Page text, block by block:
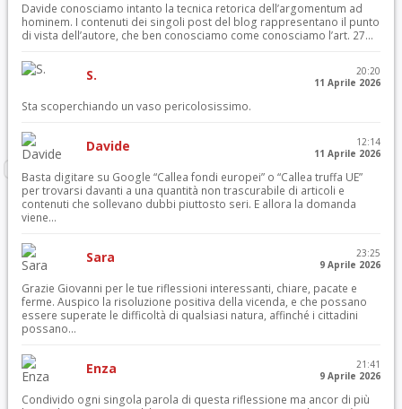
Davide conosciamo intanto la tecnica retorica dell’argomentum ad
hominem. I contenuti dei singoli post del blog rappresentano il punto
di vista dell’autore, che ben conosciamo come conosciamo l’art. 27...
S.
20:20
11 Aprile 2026
Sta scoperchiando un vaso pericolosissimo.
Davide
12:14
11 Aprile 2026
Basta digitare su Google “Callea fondi europei” o “Callea truffa UE”
per trovarsi davanti a una quantità non trascurabile di articoli e
contenuti che sollevano dubbi piuttosto seri. E allora la domanda
viene...
Sara
23:25
9 Aprile 2026
Grazie Giovanni per le tue riflessioni interessanti, chiare, pacate e
ferme. Auspico la risoluzione positiva della vicenda, e che possano
essere superate le difficoltà di qualsiasi natura, affinché i cittadini
possano...
Enza
21:41
9 Aprile 2026
Condivido ogni singola parola di questa riflessione ma ancor di più